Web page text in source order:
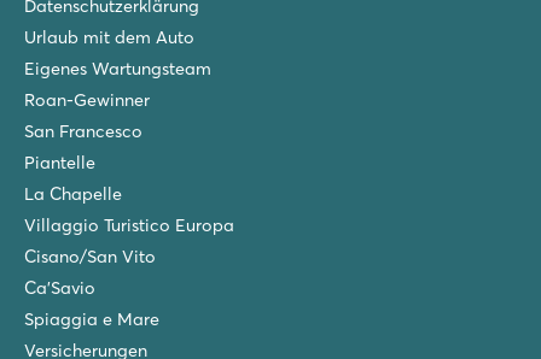
Datenschutzerklärung
Urlaub mit dem Auto
Eigenes Wartungsteam
Roan-Gewinner
San Francesco
Piantelle
La Chapelle
Villaggio Turistico Europa
Cisano/San Vito
Ca'Savio
Spiaggia e Mare
Versicherungen